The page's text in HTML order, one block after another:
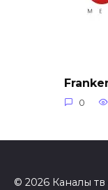
0
© 2026 Каналы